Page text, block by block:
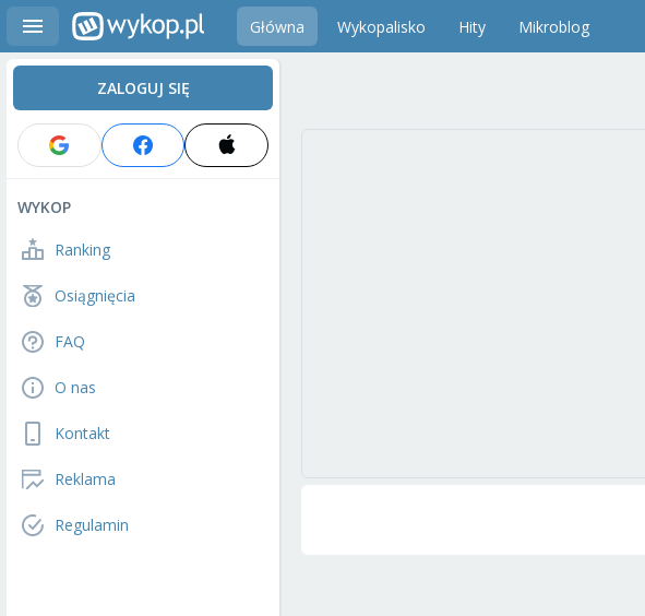
Główna Wykopalisko Hity Mikroblog
ZALOGUJ SIĘ
WYKOP
Ranking
Osiągnięcia
FAQ
O nas
Kontakt
Reklama
Regulamin